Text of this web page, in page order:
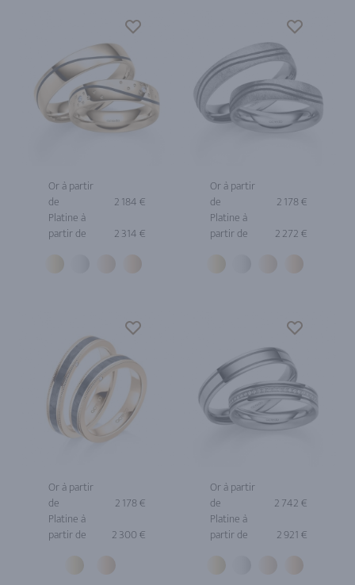
Or à partir
de
2 184 €
Platine à
partir de
2 314 €
Or à partir
de
2 178 €
Platine à
partir de
2 272 €
Or à partir
de
2 178 €
Platine à
partir de
2 300 €
Or à partir
de
2 742 €
Platine à
partir de
2 921 €